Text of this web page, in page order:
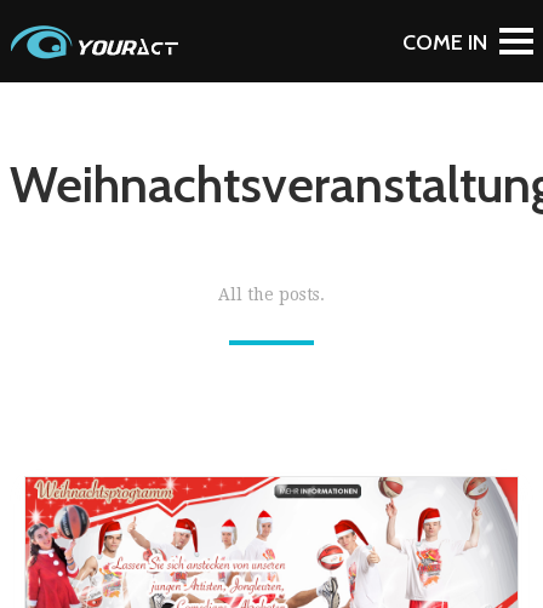
All the posts.